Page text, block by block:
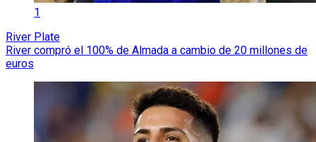
1
River Plate
River compró el 100% de Almada a cambio de 20 millones de
euros